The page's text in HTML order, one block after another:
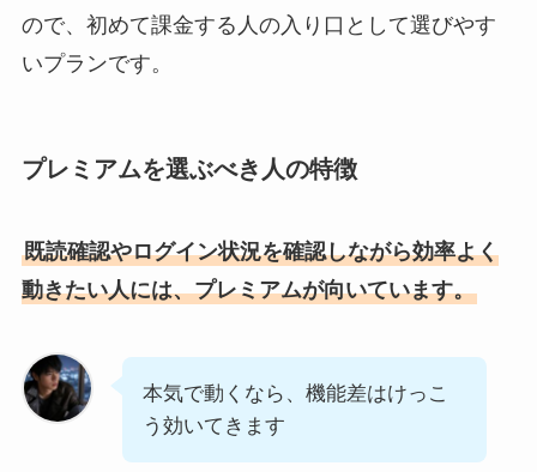
ので、初めて課金する人の入り口として選びやす
いプランです。
プレミアムを選ぶべき人の特徴
既読確認やログイン状況を確認しながら効率よく
動きたい人には、プレミアムが向いています。
本気で動くなら、機能差はけっこ
う効いてきます